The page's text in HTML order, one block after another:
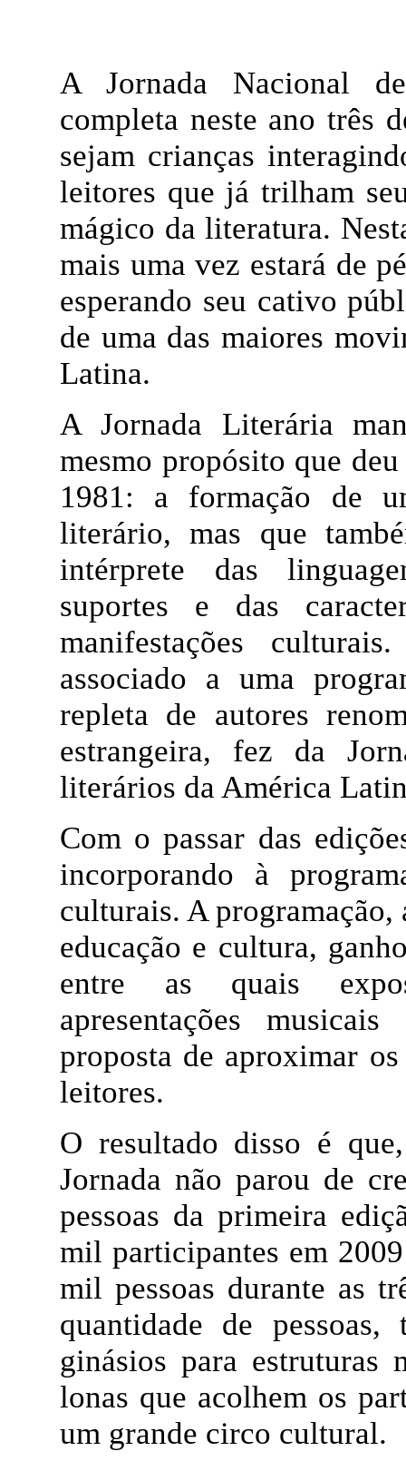
A Jornada Nacional
completa neste ano três
sejam crianças
leitores que já trilham
mágico da literatura.
mais uma vez estará de
esperando seu cativo
de uma das maiores
Latina.
A Jornada Literária
mesmo propósito que
1981: a formação de
literário, mas que
intérprete das
suportes e das
manifestações
associado a uma
repleta de autores
estrangeira, fez da
literários da América
Com o passar das
incorporando à
culturais. A programação,
educação e cultura,
entre as quais
apresentações
proposta de aproximar
leitores.
O resultado disso é
Jornada não parou de
pessoas da primeira
mil participantes em
mil pessoas durante as
quantidade de
ginásios para estruturas
lonas que acolhem os
um grande circo cultural.